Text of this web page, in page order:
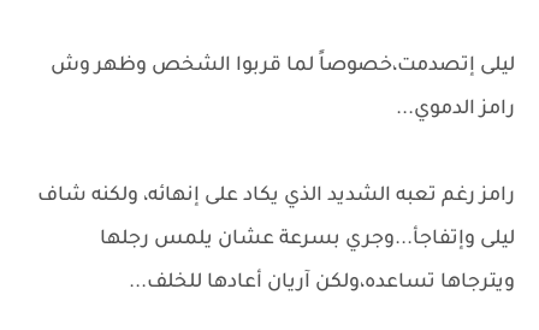
ليلى إتصدمت،خصوصاً لما قربوا الشخص وظهر وش
رامز الدموي...
رامز رغم تعبه الشديد الذي يكاد على إنهائه، ولكنه شاف
ليلى وإتفاجأ...وجري بسرعة عشان يلمس رجلها
ويترجاها تساعده،ولكن آريان أعادها للخلف...